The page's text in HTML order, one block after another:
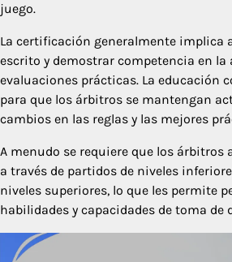
juego.
La certificación generalmente implica
escrito y demostrar competencia en la
evaluaciones prácticas. La educación
para que los árbitros se mantengan
cambios en las reglas y las mejores
A menudo se requiere que los árbitros
a través de partidos de niveles
niveles superiores, lo que les permite
habilidades y capacidades de toma de